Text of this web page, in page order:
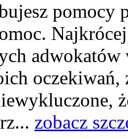
pomocy
adwokatów
zobacz